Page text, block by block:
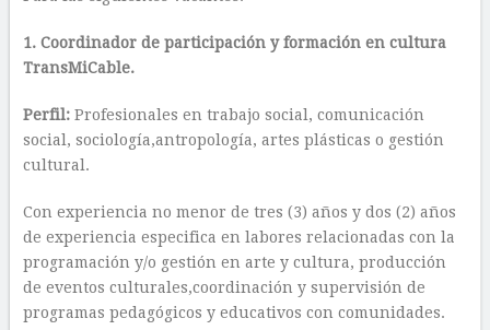
1. Coordinador de participación y formación en cultura
TransMiCable.
Perfil:Profesionales en trabajo social, comunicación
social, sociología,antropología, artes plásticas o gestión
cultural.
Con experiencia no menor de tres (3) años y dos (2) años
de experiencia especifica en labores relacionadas con la
programación y/o gestión en arte y cultura, producción
de eventos culturales,coordinación y supervisión de
programas pedagógicos y educativos con comunidades.